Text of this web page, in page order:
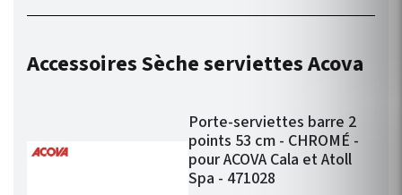
Prem's ACOVA . Disponible en
Accessoires Sèche serviettes Acova
Porte-serviettes barre 2
points 53 cm - CHROMÉ -
pour ACOVA Cala et Atoll
Spa - 471028